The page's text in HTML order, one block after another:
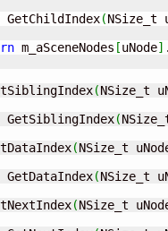
GetChildIndex
(NSize_t
m_aSceneNodes [uNode] .
(NSize_t
GetSiblingIndex
(
(NSize_t
GetDataIndex
(NSize_t
(NSize_t